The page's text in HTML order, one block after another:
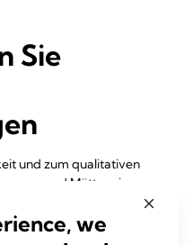
Sie
und zum qualitativen
und Müttern in
Practices umfassen das
we